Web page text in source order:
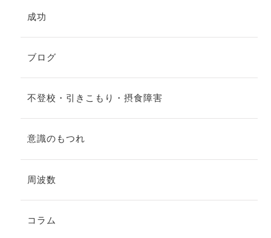
成功
ブログ
不登校・引きこもり・摂食障害
意識のもつれ
周波数
コラム